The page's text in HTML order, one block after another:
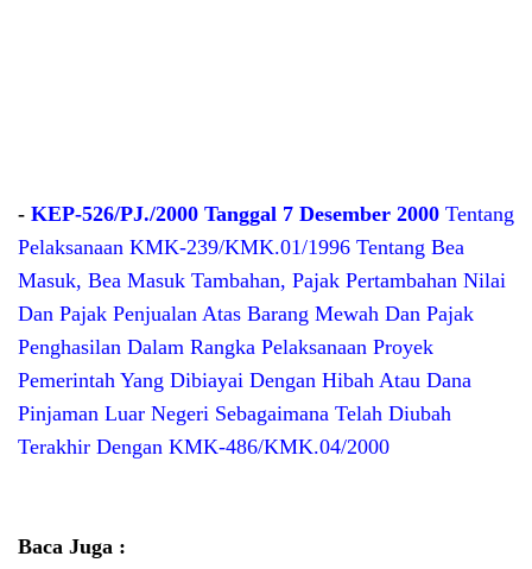
- KEP-526/PJ./2000 Tanggal 7 Desember 2000 Tentang
Pelaksanaan KMK-239/KMK.01/1996 Tentang Bea
Masuk, Bea Masuk Tambahan, Pajak Pertambahan Nilai
Dan Pajak Penjualan Atas Barang Mewah Dan Pajak
Penghasilan Dalam Rangka Pelaksanaan Proyek
Pemerintah Yang Dibiayai Dengan Hibah Atau Dana
Pinjaman Luar Negeri Sebagaimana Telah Diubah
Terakhir Dengan KMK-486/KMK.04/2000
Baca Juga :